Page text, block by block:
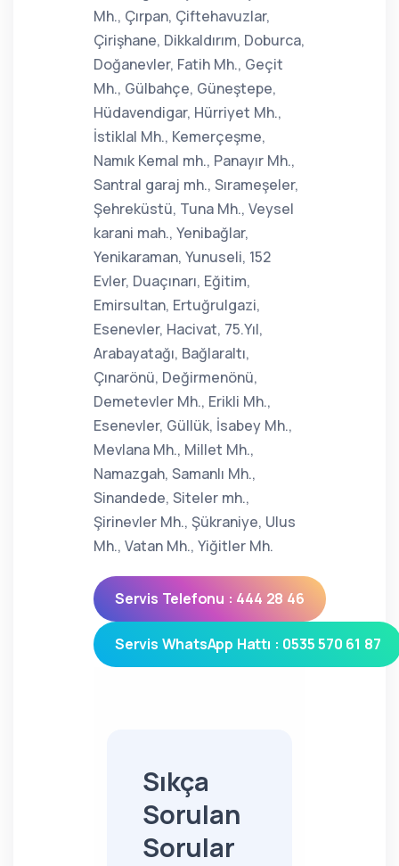
Mh., Çırpan, Çiftehavuzlar,
Çirişhane, Dikkaldırım, Doburca,
Doğanevler, Fatih Mh., Geçit
Mh., Gülbahçe, Güneştepe,
Hüdavendigar, Hürriyet Mh.,
İstiklal Mh., Kemerçeşme,
Namık Kemal mh., Panayır Mh.,
Santral garaj mh., Sırameşeler,
Şehreküstü, Tuna Mh., Veysel
karani mah., Yenibağlar,
Yenikaraman, Yunuseli, 152
Evler, Duaçınarı, Eğitim,
Emirsultan, Ertuğrulgazi,
Esenevler, Hacivat, 75.Yıl,
Arabayatağı, Bağlaraltı,
Çınarönü, Değirmenönü,
Demetevler Mh., Erikli Mh.,
Esenevler, Güllük, İsabey Mh.,
Mevlana Mh., Millet Mh.,
Namazgah, Samanlı Mh.,
Sinandede, Siteler mh.,
Şirinevler Mh., Şükraniye, Ulus
Mh., Vatan Mh., Yiğitler Mh.
Servis Telefonu : 444 28 46
Servis WhatsApp Hattı : 0535 570 61 87
Sıkça
Sorulan
Sorular